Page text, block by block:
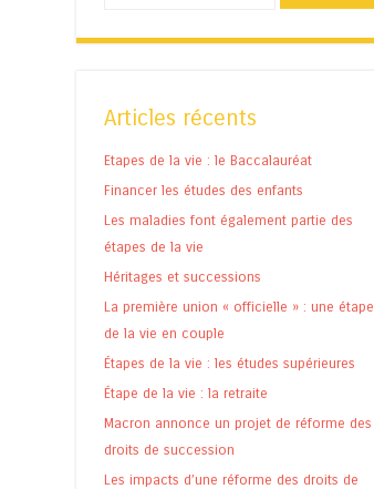
Articles récents
Etapes de la vie : le Baccalauréat
Financer les études des enfants
Les maladies font également partie des
étapes de la vie
Héritages et successions
La première union « officielle » : une étape
de la vie en couple
Étapes de la vie : les études supérieures
Étape de la vie : la retraite
Macron annonce un projet de réforme des
droits de succession
Les impacts d’une réforme des droits de